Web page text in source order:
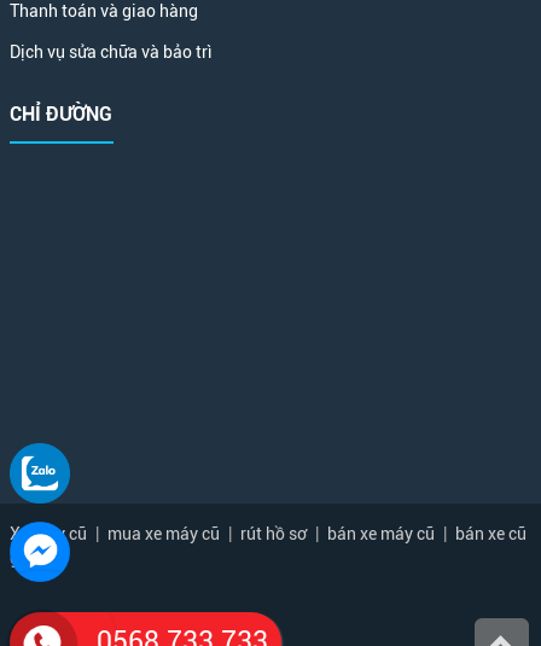
Thanh toán và giao hàng
Dịch vụ sửa chữa và bảo trì
CHỈ ĐƯỜNG
Xe máy cũ mua xe máy cũ rút hồ sơ bán xe máy cũ
bán xe cũ
giá rẻ